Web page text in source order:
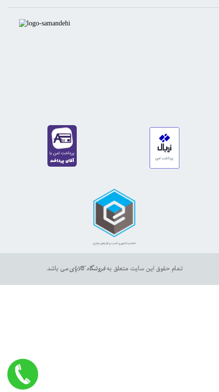
تمام حقوق این سایت متعلق بهفروشگاه کالاپای می باشد.